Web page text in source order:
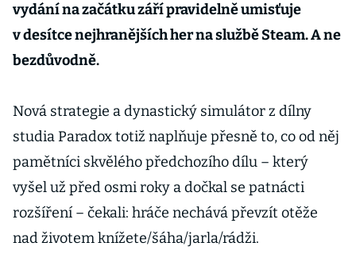
vydání na začátku září pravidelně umisťuje
v desítce nejhranějších her na službě Steam. A ne
bezdůvodně.
Nová strategie a dynastický simulátor z dílny
studia Paradox totiž naplňuje přesně to, co od něj
pamětníci skvělého předchozího dílu – který
vyšel už před osmi roky a dočkal se patnácti
rozšíření – čekali: hráče nechává převzít otěže
nad životem knížete/šáha/jarla/rádži.